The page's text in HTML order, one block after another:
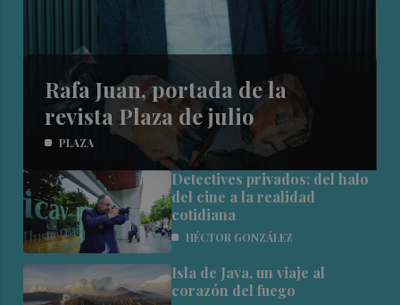
Rafa Juan, portada de la
revista Plaza de julio
PLAZA
Detectives privados: del halo
del cine a la realidad
cotidiana
HÉCTOR GONZÁLEZ
Isla de Java, un viaje al
corazón del fuego